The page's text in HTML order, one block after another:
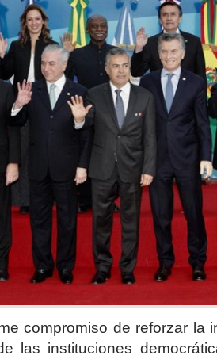
compromiso de reforzar la
las instituciones